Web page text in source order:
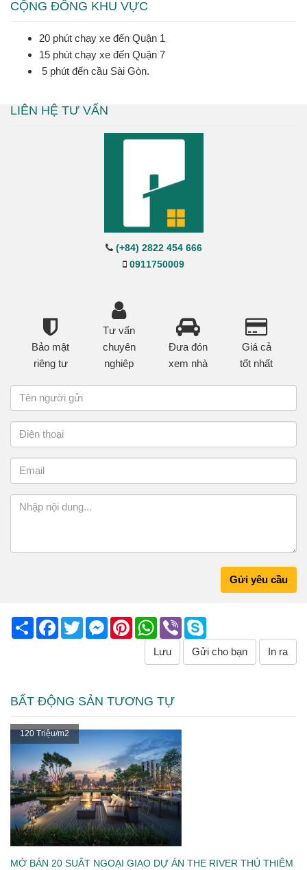
CỘNG ĐỒNG KHU VỰC
20 phút chạy xe đến Quận 1
15 phút chạy xe đến Quận 7
5 phút đến cầu Sài Gòn.
LIÊN HỆ TƯ VẤN
(+84) 2822 454 666
0911750009
Bảo mật
riêng tư
Tư vấn
chuyên
nghiêp
Đưa đón
xem nhà
Giá cả
tốt nhất
Gửi yêu cầu
Share Facebook
TwitterMessenger
PinterestWhatsApp
Viber
Lưu Gửi cho bạn In ra
BẤT ĐỘNG SẢN TƯƠNG TỰ
120 Triệu/m2
MỞ BÁN 20 SUẤT NGOẠI GIAO DỰ ÁN THE RIVER THỦ THIÊM